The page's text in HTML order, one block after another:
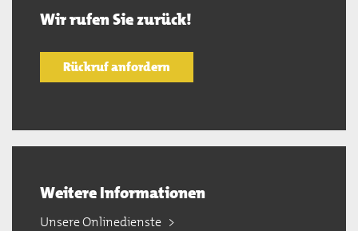
Wir rufen Sie zurück!
Rückruf anfordern
Weitere Informationen
Unsere Onlinedienste